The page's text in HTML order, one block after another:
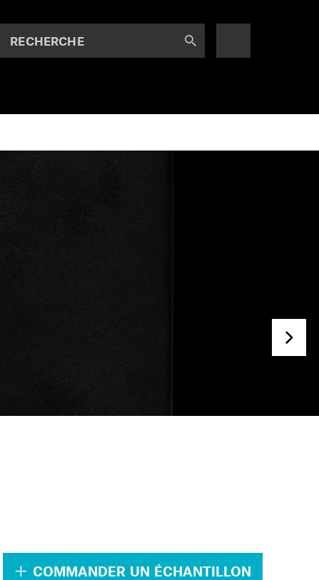
RECHERCHE
COMMANDER UN ÉCHANTILLON